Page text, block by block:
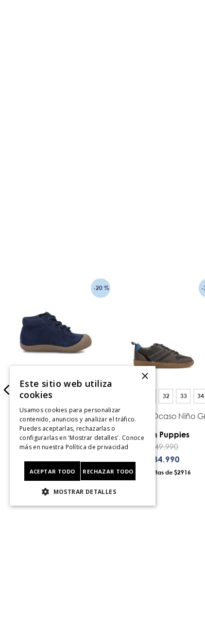
-20 %
20 21
Botin Lora Niño Azul
Hush Puppies
$34.990
$27.990
12 $2333
AÑADIR AL CARRO
-
32 33 34
Zapatilla Ocaso Niño
Hush Puppies
49.990
34.990
$2916
×
Este sitio web utiliza
cookies
Usamos cookies para personalizar
contenido, anuncios y analizar el tráfico.
Puedes aceptarlas, rechazarlas o
configurarlas en 'Mostrar detalles'. Conoce
más en nuestra Política de privacidad
ACEPTAR TODO RECHAZAR TODO
MOSTRAR DETALLES